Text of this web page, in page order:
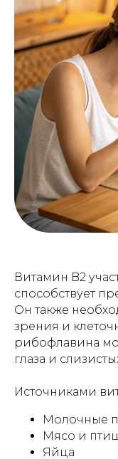
Витамин B2
способствует
Он также
зрения и
рибофлавина
глаза и
Источниками
Молочные
Мясо и
Яйца